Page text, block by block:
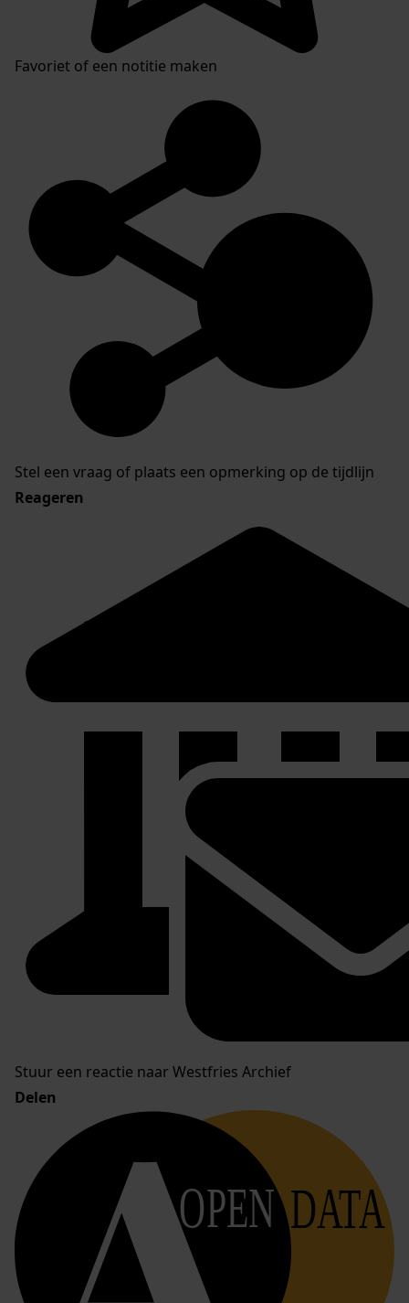
Favoriet of een notitie maken
Stel een vraag of plaats een opmerking op de tijdlijn
Reageren
Stuur een reactie naar Westfries Archief
Delen
OPEN DATA